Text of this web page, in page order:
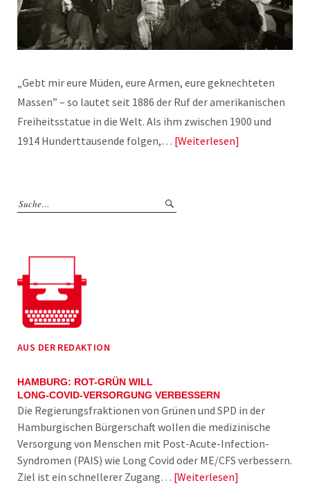
„Gebt mir eure Müden, eure Armen, eure geknechteten
Massen” – so lautet seit 1886 der Ruf der amerikanischen
Freiheitsstatue in die Welt. Als ihm zwischen 1900 und
1914 Hunderttausende folgen,… Weiterlesen
AUS DER REDAKTION
HAMBURG: ROT-GRÜN WILL
LONG-COVID-VERSORGUNG VERBESSERN
Die Regierungsfraktionen von Grünen und SPD in der
Hamburgischen Bürgerschaft wollen die medizinische
Versorgung von Menschen mit Post-Acute-Infection-
Syndromen (PAIS) wie Long Covid oder ME/CFS verbessern.
Ziel ist ein schnellerer Zugang… Weiterlesen